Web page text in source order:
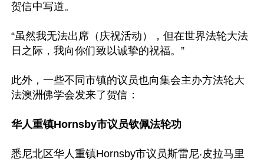
贺信中写道。
“虽然我无法出席（庆祝活动），但在世界法轮大法
日之际，我向你们致以诚挚的祝福。”
此外，一些不同市镇的议员也向集会主办方法轮大
法澳洲佛学会发来了贺信：
华人重镇Hornsby市议员钦佩法轮功
悉尼北区华人重镇Hornsby市议员斯雷尼‧皮拉马里